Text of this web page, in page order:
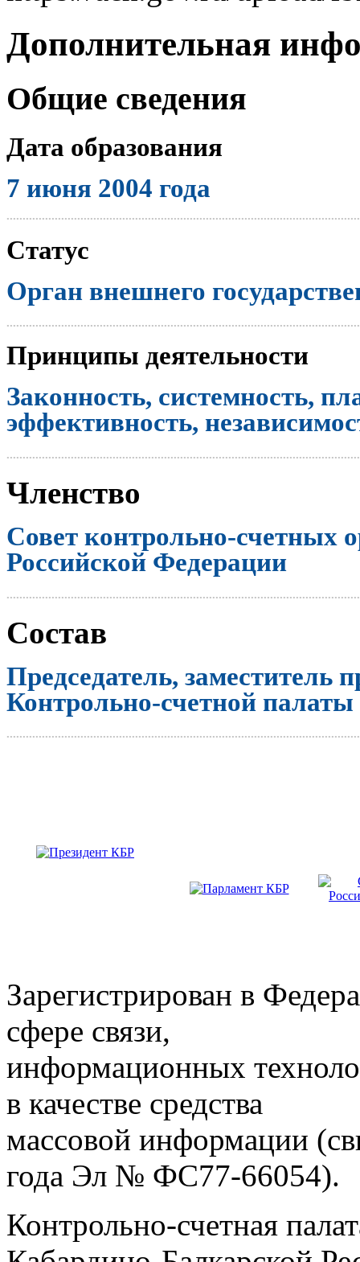
Дополнительная
Общие сведения
Дата образования
7 июня 2004 года
Статус
Орган внешнего
Принципы деятельности
Законность, системность,
эффективность,
Членство
Совет контрольно-счетных
Российской Федерации
Состав
Председатель, заместитель
Контрольно-счетной палаты
Зарегистрирован в
сфере связи,
информационных
в качестве средства
массовой информации
года Эл № ФС77-66054).
Контрольно-счетная